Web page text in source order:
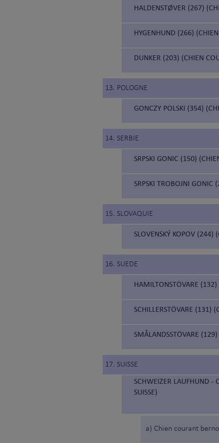
HALDENSTØVER (267)
HYGENHUND (266)
DUNKER (203) (CHIEN
13. POLOGNE
GONCZY POLSKI (354)
14. SERBIE
SRPSKI GONIC (150)
SRPSKI TROBOJNI GONIC
15. SLOVAQUIE
SLOVENSKÝ KOPOV (244)
16. SUEDE
HAMILTONSTÖVARE
SCHILLERSTÖVARE (131)
SMÅLANDSSTÖVARE
17. SUISSE
SCHWEIZER LAUFHUND -
SUISSE)
a) Chien courant